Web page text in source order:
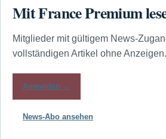
Mit France Premium
Mitglieder mit gültigem News-
vollständigen Artikel ohne Anzeigen.
Anmelden →
News-Abo ansehen